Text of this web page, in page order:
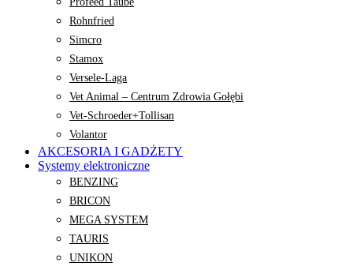
Rohnfried
Simcro
Stamox
Versele-Laga
Vet Animal – Centrum Zdrowia Gołębi
Vet-Schroeder+Tollisan
Volantor
AKCESORIA I GADŻETY
Systemy elektroniczne
BENZING
BRICON
MEGA SYSTEM
TAURIS
UNIKON